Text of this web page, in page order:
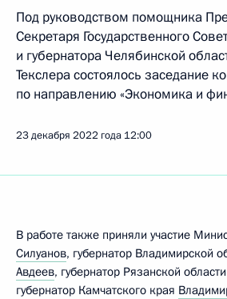
Под руководством помощника
Секретаря Государственного
и губернатора Челябинской
Текслера состоялось заседание
по направлению «Экономика и
23 декабря 2022 года 12:00
В работе также приняли участие
Силуанов, губернатор Владимирской
Авдеев, губернатор Рязанской области
губернатор Камчатского края